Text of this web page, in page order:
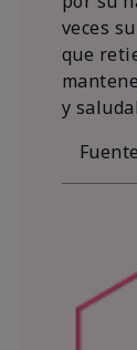
veces
que
y